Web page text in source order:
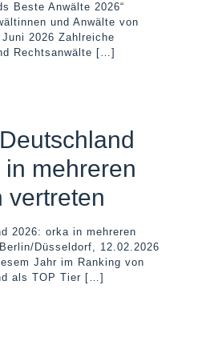
Beste Anwälte 2026“
und Anwälte von
2026 Zahlreiche
Rechtsanwälte […]
mehreren
vertreten
2026: orka in mehreren
Düsseldorf, 12.02.2026
Jahr im Ranking von
als TOP Tier […]